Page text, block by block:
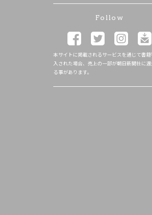
Follow
本サイトに掲載されるサービスを通じて書
入された場合、売上の一部が朝日新聞社に
る事があります。